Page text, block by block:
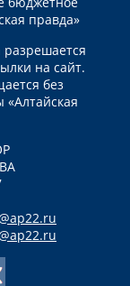
правда»
на сайт.
без
«Алтайская